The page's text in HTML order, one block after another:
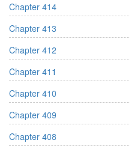
Chapter 414
Chapter 413
Chapter 412
Chapter 411
Chapter 410
Chapter 409
Chapter 408